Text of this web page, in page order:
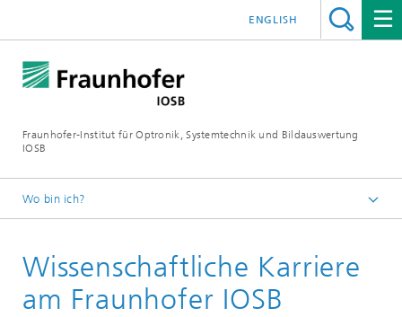
Fraunhofer-Institut für Optronik, Systemtechnik und Bildauswertung
IOSB
ENGLISH
Wo bin ich?
Wissenschaftliche Karriere
am Fraunhofer IOSB